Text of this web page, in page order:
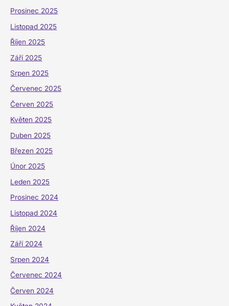
Prosinec 2025
Listopad 2025
Říjen 2025
Září 2025
Srpen 2025
Červenec 2025
Červen 2025
Květen 2025
Duben 2025
Březen 2025
Únor 2025
Leden 2025
Prosinec 2024
Listopad 2024
Říjen 2024
Září 2024
Srpen 2024
Červenec 2024
Červen 2024